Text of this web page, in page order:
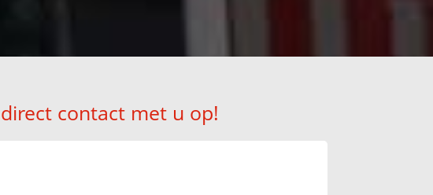
contact met u op!